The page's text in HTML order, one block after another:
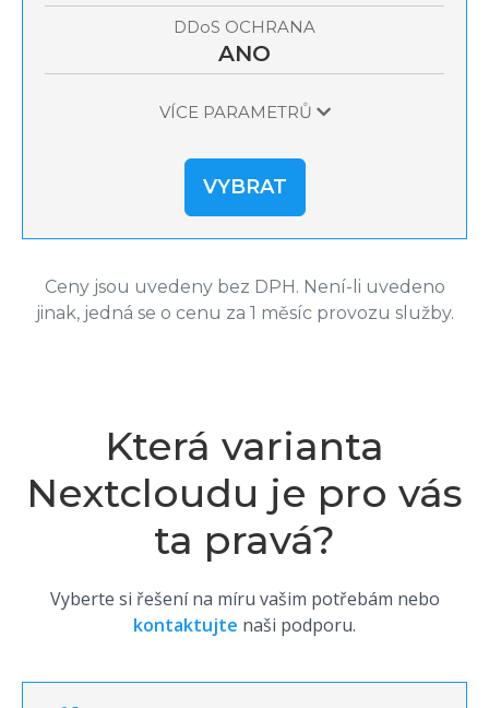
DDoS OCHRANA
ANO
VÍCE PARAMETRŮ
VYBRAT
Ceny jsou uvedeny bez DPH. Není-li uvedeno
jinak, jedná se o cenu za 1 měsíc provozu služby.
Která varianta
Nextcloudu je pro vás
ta pravá?
Vyberte si řešení na míru vašim potřebám nebo
kontaktujte naši podporu.